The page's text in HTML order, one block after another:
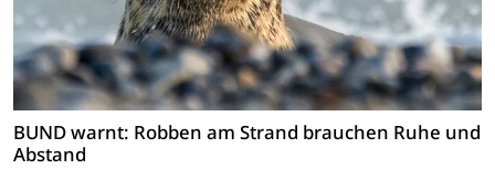
BUND warnt: Robben am Strand brauchen Ruhe und
Abstand